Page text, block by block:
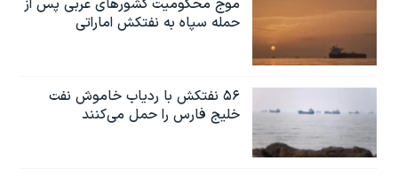
موج محکومیت کشورهای عربی پس از
حمله سپاه به نفتکش اماراتی
۵۶ نفتکش با ردیاب خاموش نفت
خلیج فارس را حمل می‌کنند